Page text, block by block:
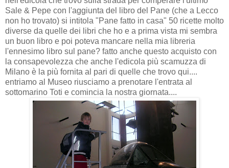
Sale & Pepe con l'aggiunta del libro del Pane (che a Lecco
non ho trovato) si intitola "Pane fatto in casa" 50 ricette molto
diverse da quelle dei libri che ho e a prima vista mi sembra
un buon libro e poi poteva mancare nella mia libreria
l'ennesimo libro sul pane? fatto anche questo acquisto con
la consapevolezza che anche l'edicola più scamuzza di
Milano è la più fornita al pari di quelle che trovo qui....
entriamo al Museo riusciamo a prenotare l'entrata al
sottomarino Toti e comincia la nostra giornata....